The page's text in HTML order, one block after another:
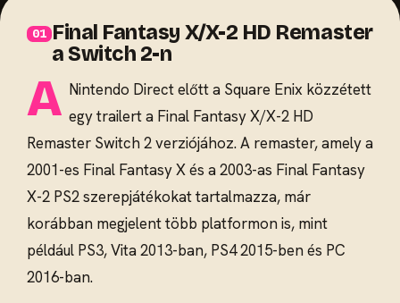
Final Fantasy X/X-2 HD Remaster
a Switch 2-n
A Nintendo Direct előtt a Square Enix közzétett
egy trailert a Final Fantasy X/X-2 HD
Remaster Switch 2 verziójához. A remaster, amely a
2001-es Final Fantasy X és a 2003-as Final Fantasy
X-2 PS2 szerepjátékokat tartalmazza, már
korábban megjelent több platformon is, mint
például PS3, Vita 2013-ban, PS4 2015-ben és PC
2016-ban.